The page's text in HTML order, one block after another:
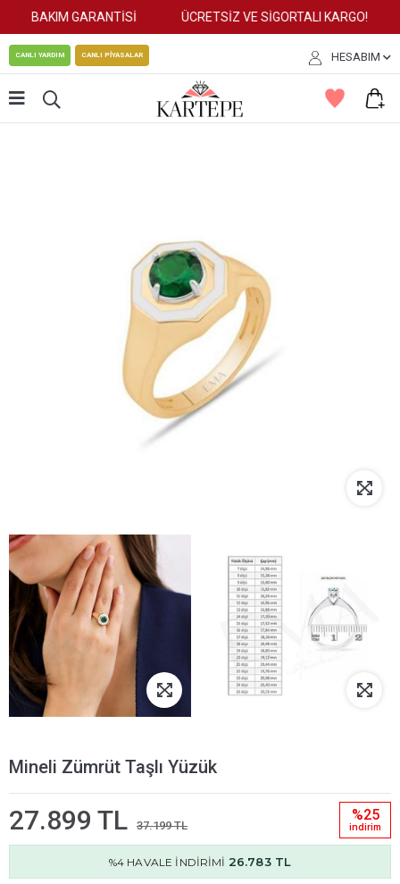
BAKIM GARANTİSİ ÜCRETSİZ VE SİGORTALI KARGO!
CANLI YARDIM CANLI PİYASALAR HESABIM
Mineli Zümrüt Taşlı Yüzük
27.899 TL 37.199 TL
%25
i̇ndi̇ri̇m
%4 HAVALE İNDİRİMİ 26.783 TL